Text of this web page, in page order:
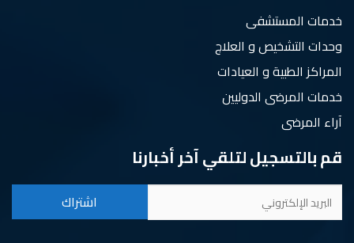
خدمات المستشفى
وحدات التشخيص و العلاج
المراكز الطبية و العيادات
خدمات المرضى الدوليين
آراء المرضى
قم بالتسجيل لتلقي آخر أخبارنا